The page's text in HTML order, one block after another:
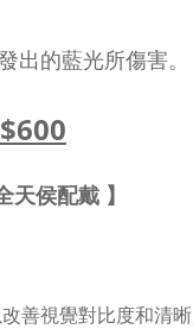
的藍光所傷害。
天侯配戴 】
善視覺對比度和清